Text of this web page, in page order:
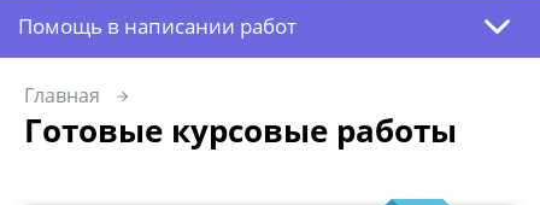
Помощь в написании работ
Главная
Готовые курсовые работы